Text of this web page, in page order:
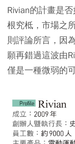
Rivian的計畫是
根究柢，市場之
則評論所言，因
願再錯過這波由
僅是一種微弱的可